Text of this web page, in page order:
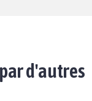
d'autres